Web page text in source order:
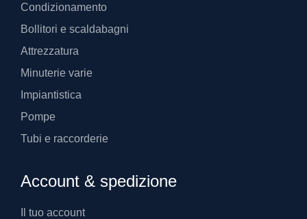
Condizionamento
Bollitori e scaldabagni
Attrezzatura
Minuterie varie
Impiantistica
Pompe
Tubi e raccorderie
Account & spedizione
Il tuo account